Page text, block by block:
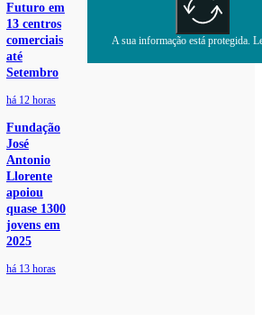
Futuro em
13 centros
comerciais
até
Setembro
há 12 horas
Fundação
José
Antonio
Llorente
apoiou
quase 1300
jovens em
2025
há 13 horas
A sua informação está protegida.